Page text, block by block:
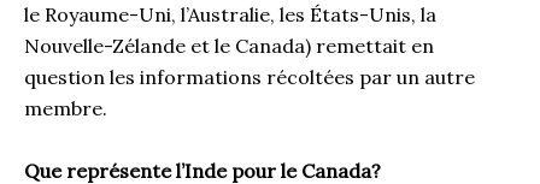
le Royaume-Uni, l’Australie, les États-Unis, la
Nouvelle-Zélande et le Canada) remettait en
question les informations récoltées par un autre
membre.
Que représente l’Inde pour le Canada?